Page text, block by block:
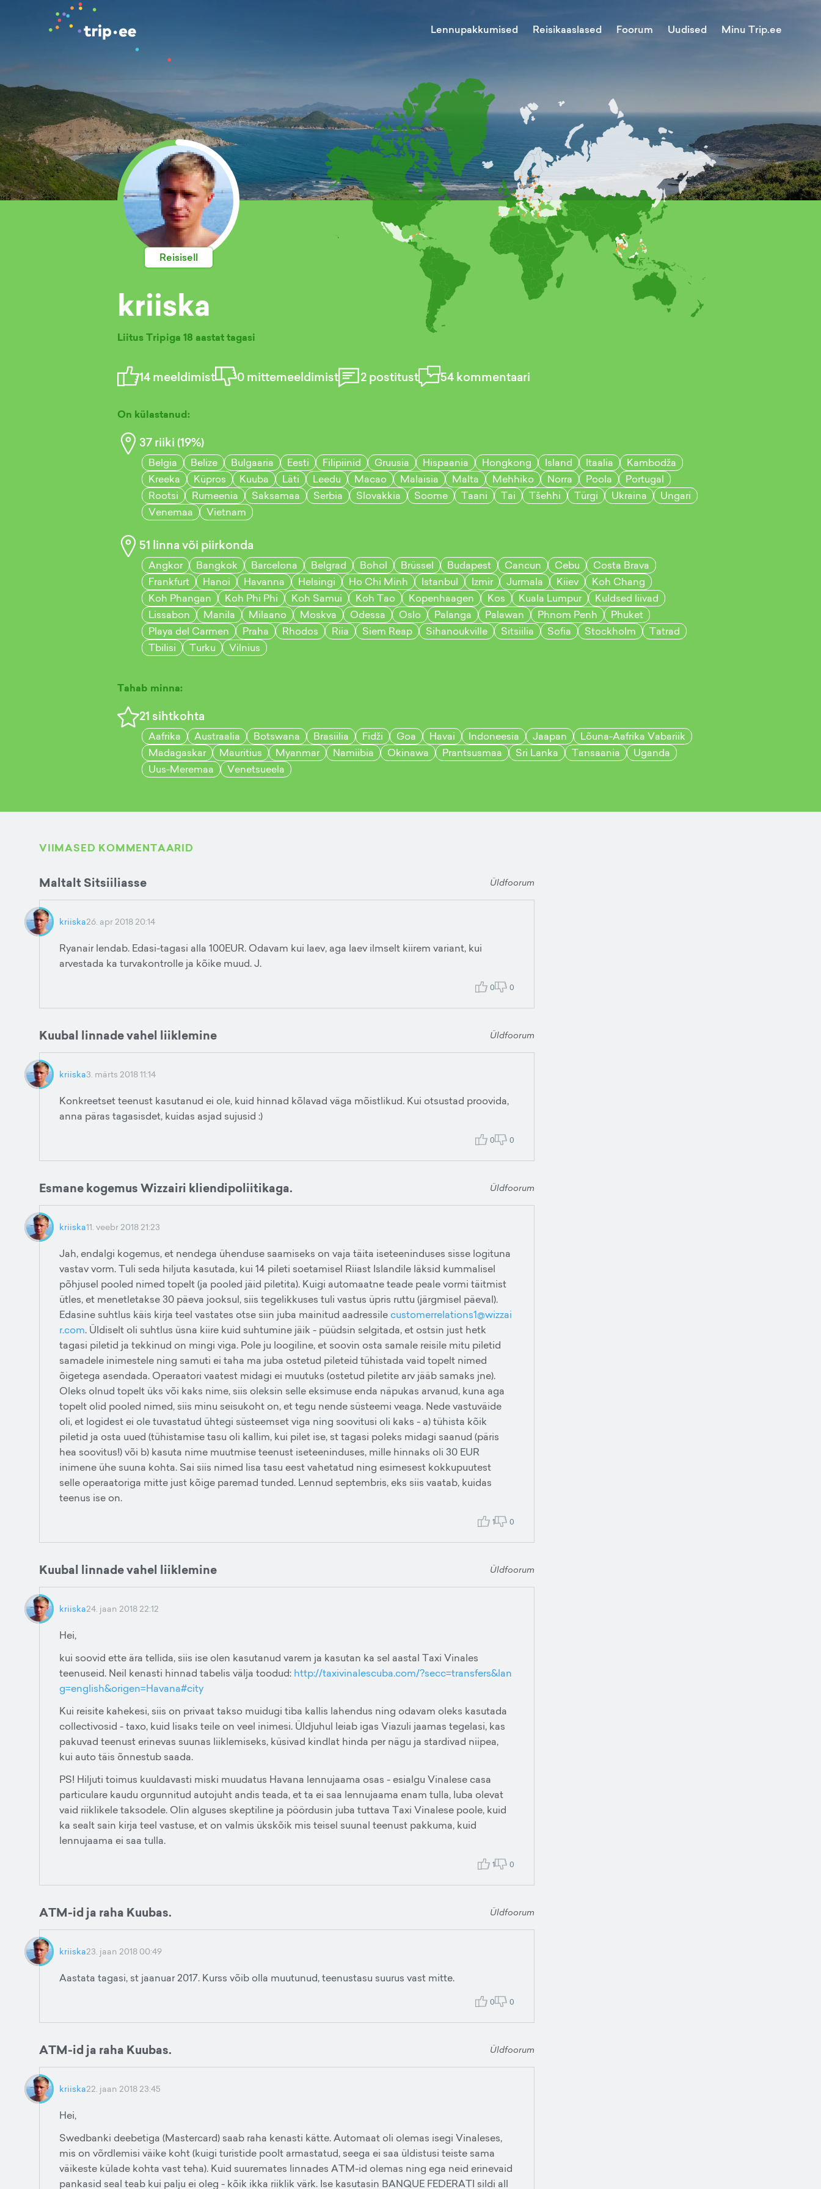
Lennupakkumised Reisikaaslased Foorum Uudised Minu Trip.ee
Reisisell
kriiska
Liitus Tripiga 18 aastat tagasi
14meeldimist 0mittemeeldimist 2postitust 54kommentaari
On külastanud:
37riiki (19%)
Belgia Belize Bulgaaria Eesti Filipiinid Gruusia Hispaania Hongkong Island Itaalia
Kambodža
Kreeka
Küpros Kuuba Läti Leedu Macao Malaisia Malta Mehhiko Norra Poola
Portugal
Rootsi
Rumeenia Saksamaa Serbia Slovakkia Soome Taani Tai Tšehhi Türgi Ukraina
Ungari
Venemaa
Vietnam
51 linna või piirkonda
Angkor Bangkok Barcelona Belgrad Bohol Brüssel Budapest Cancun Cebu
Costa Brava
Frankfurt
Hanoi Havanna Helsingi Ho Chi Minh Istanbul Izmir Jurmala Kiiev
Koh Chang
Koh Phangan
Koh Phi Phi Koh Samui Koh Tao Kopenhaagen Kos Kuala Lumpur
Kuldsed liivad
Lissabon
Manila Milaano Moskva Odessa Oslo Palanga Palawan Phnom Penh
Phuket
Playa del Carmen
Praha Rhodos Riia Siem Reap Sihanoukville Sitsiilia Sofia Stockholm
Tatrad
Tbilisi
Turku Vilnius
Tahab minna:
21 sihtkohta
Aafrika Austraalia Botswana Brasiilia Fidži Goa Havai Indoneesia Jaapan
Lõuna-Aafrika Vabariik
Madagaskar
Mauritius Myanmar Namiibia Okinawa Prantsusmaa Sri Lanka Tansaania
Uganda
Uus-Meremaa
Venetsueela
VIIMASED KOMMENTAARID
Maltalt Sitsiiliasse Üldfoorum
kriiska26. apr 2018 20:14
Ryanair lendab. Edasi-tagasi alla 100EUR. Odavam kui laev, aga laev ilmselt kiirem variant, kui
arvestada ka turvakontrolle ja kõike muud. J.
0 0
Kuubal linnade vahel liiklemine Üldfoorum
kriiska3. märts 2018 11:14
Konkreetset teenust kasutanud ei ole, kuid hinnad kõlavad väga mõistlikud. Kui otsustad proovida,
anna päras tagasisdet, kuidas asjad sujusid :)
0 0
Esmane kogemus Wizzairi kliendipoliitikaga. Üldfoorum
kriiska11. veebr 2018 21:23
Jah, endalgi kogemus, et nendega ühenduse saamiseks on vaja täita iseteeninduses sisse logituna
vastav vorm. Tuli seda hiljuta kasutada, kui 14 pileti soetamisel Riiast Islandile läksid kummalisel
põhjusel pooled nimed topelt (ja pooled jäid piletita). Kuigi automaatne teade peale vormi täitmist
ütles, et menetletakse 30 päeva jooksul, siis tegelikkuses tuli vastus üpris ruttu (järgmisel päeval).
Edasine suhtlus käis kirja teel vastates otse siin juba mainitud aadressile customerrelations1@wizzai
r.com. Üldiselt oli suhtlus üsna kiire kuid suhtumine jäik - püüdsin selgitada, et ostsin just hetk
tagasi piletid ja tekkinud on mingi viga. Pole ju loogiline, et soovin osta samale reisile mitu piletid
samadele inimestele ning samuti ei taha ma juba ostetud pileteid tühistada vaid topelt nimed
õigetega asendada. Operaatori vaatest midagi ei muutuks (ostetud piletite arv jääb samaks jne).
Oleks olnud topelt üks või kaks nime, siis oleksin selle eksimuse enda näpukas arvanud, kuna aga
topelt olid pooled nimed, siis minu seisukoht on, et tegu nende süsteemi veaga. Nede vastuväide
oli, et logidest ei ole tuvastatud ühtegi süsteemset viga ning soovitusi oli kaks - a) tühista kõik
piletid ja osta uued (tühistamise tasu oli kallim, kui pilet ise, st tagasi poleks midagi saanud (päris
hea soovitus!) või b) kasuta nime muutmise teenust iseteeninduses, mille hinnaks oli 30 EUR
inimene ühe suuna kohta. Sai siis nimed lisa tasu eest vahetatud ning esimesest kokkupuutest
selle operaatoriga mitte just kõige paremad tunded. Lennud septembris, eks siis vaatab, kuidas
teenus ise on.
1 0
Kuubal linnade vahel liiklemine Üldfoorum
kriiska24. jaan 2018 22:12
Hei,
kui soovid ette ära tellida, siis ise olen kasutanud varem ja kasutan ka sel aastal Taxi Vinales
teenuseid. Neil kenasti hinnad tabelis välja toodud: http://taxivinalescuba.com/?secc=transfers&lan
g=english&origen=Havana#city
Kui reisite kahekesi, siis on privaat takso muidugi tiba kallis lahendus ning odavam oleks kasutada
collectivosid - taxo, kuid lisaks teile on veel inimesi. Üldjuhul leiab igas Viazuli jaamas tegelasi, kas
pakuvad teenust erinevas suunas liiklemiseks, küsivad kindlat hinda per nägu ja stardivad niipea,
kui auto täis õnnestub saada.
PS! Hiljuti toimus kuuldavasti miski muudatus Havana lennujaama osas - esialgu Vinalese casa
particulare kaudu orgunnitud autojuht andis teada, et ta ei saa lennujaama enam tulla, luba olevat
vaid riiklikele taksodele. Olin alguses skeptiline ja pöördusin juba tuttava Taxi Vinalese poole, kuid
ka sealt sain kirja teel vastuse, et on valmis ükskõik mis teisel suunal teenust pakkuma, kuid
lennujaama ei saa tulla.
1 0
ATM-id ja raha Kuubas. Üldfoorum
kriiska23. jaan 2018 00:49
Aastata tagasi, st jaanuar 2017. Kurss võib olla muutunud, teenustasu suurus vast mitte.
0 0
ATM-id ja raha Kuubas. Üldfoorum
kriiska22. jaan 2018 23:45
Hei,
Swedbanki deebetiga (Mastercard) saab raha kenasti kätte. Automaat oli olemas isegi Vinaleses,
mis on võrdlemisi väike koht (kuigi turistide poolt armastatud, seega ei saa üldistusi teiste sama
väikeste külade kohta vast teha). Kuid suuremates linnades ATM-id olemas ning ega neid erinevaid
pankasid seal teab kui palju ei oleg - kõik ikka riiklik värk. Ise kasutasin BANQUE FEDERATI sildi all